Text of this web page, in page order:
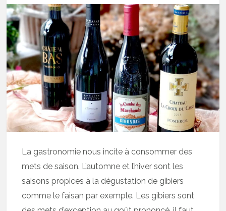
La gastronomie nous incite à consommer des
mets de saison. L’automne et l’hiver sont les
saisons propices à la dégustation de gibiers
comme le faisan par exemple. Les gibiers sont